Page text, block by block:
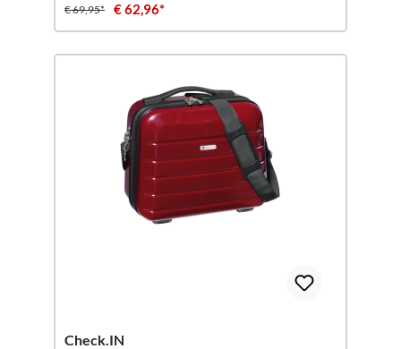
€ 69,95* € 62,96*
Check.IN